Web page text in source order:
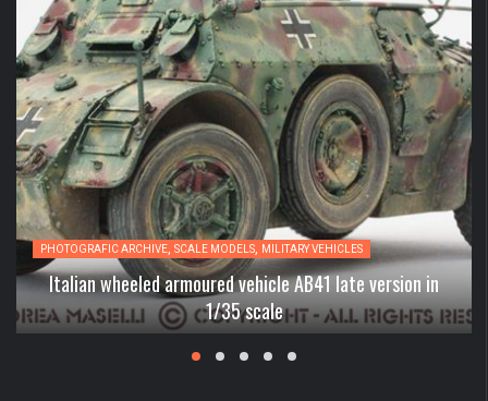
PHOTOGRAFIC ARCHIVE, SCALE MODELS, MILITARY VEHICLES
Italian wheeled armoured vehicle AB41 late version in
1/35 scale